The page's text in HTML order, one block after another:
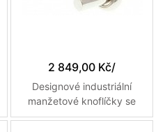
2 849,00 Kč/
Designové industriální
manžetové knoflíčky se
dvěma paralelními tubusy